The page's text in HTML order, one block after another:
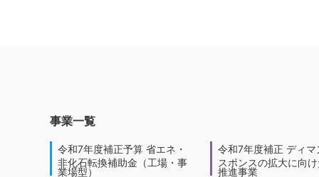
事業一覧
令和7年度補正予算 省エネ・
非化石転換補助金（工場・事
業場型）
令和7年度補正 ディマ
スポンスの拡大に向
推進事業